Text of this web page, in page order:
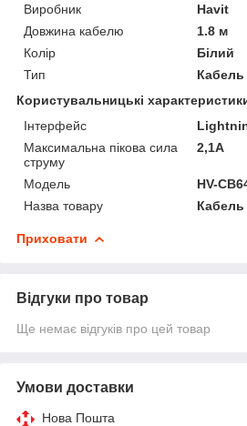
Виробник
Havit
Довжина кабелю
1.8 м
Колір
Білий
Тип
Кабель
Користувальницькі
Інтерфейс
Максимальна пікова сила
струму
2,1А
Мoдель
HV-
Назва товару
Кабель
Приховати
Відгуки про товар
Ще немає відгуків про цей товар
Умови доставки
Нова Пошта